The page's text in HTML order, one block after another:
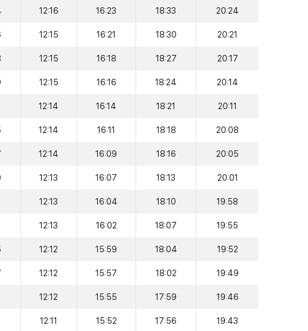
12:16 16:23 18:33 20:24
12:15 16:21 18:30 20:21
12:15 16:18 18:27 20:17
12:15 16:16 18:24 20:14
12:14 16:14 18:21 20:11
12:14 16:11 18:18 20:08
12:14 16:09 18:16 20:05
12:13 16:07 18:13 20:01
12:13 16:04 18:10 19:58
12:13 16:02 18:07 19:55
12:12 15:59 18:04 19:52
12:12 15:57 18:02 19:49
12:12 15:55 17:59 19:46
12:11 15:52 17:56 19:43